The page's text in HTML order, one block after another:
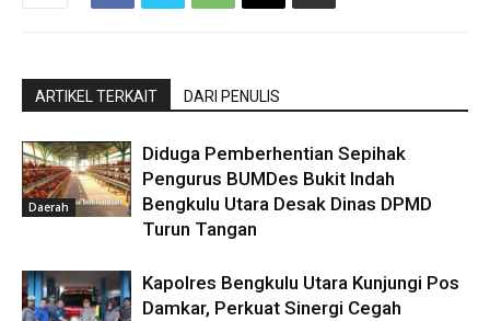
ARTIKEL TERKAIT DARI PENULIS
Daerah
Diduga Pemberhentian Sepihak
Pengurus BUMDes Bukit Indah
Bengkulu Utara Desak Dinas DPMD
Turun Tangan
Kapolres Bengkulu Utara Kunjungi Pos
Damkar, Perkuat Sinergi Cegah